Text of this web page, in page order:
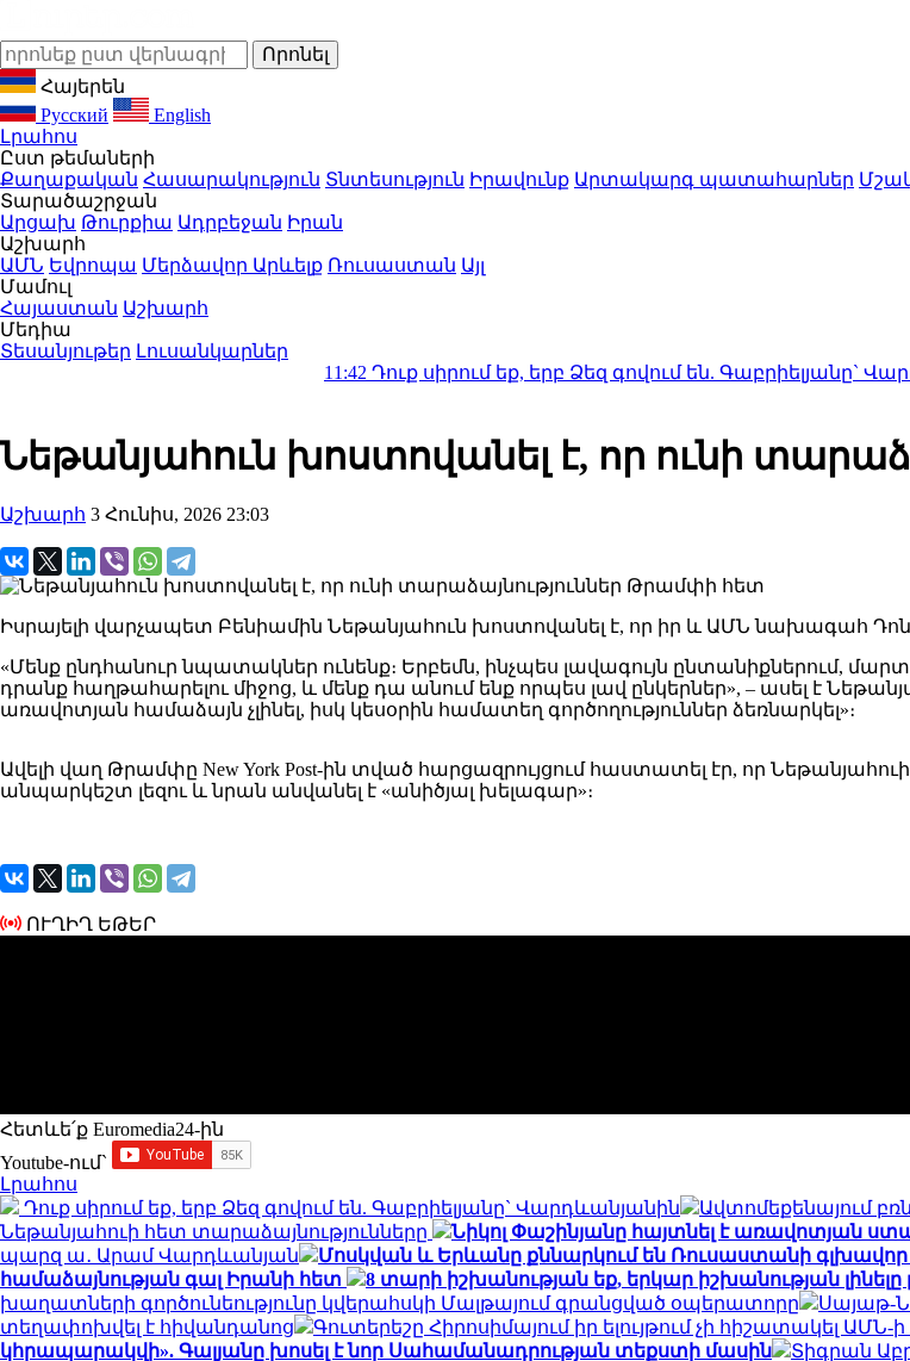
Հայերեն
Русский
English
Լրահոս
Ըստ թեմաների
Քաղաքական Հասարակություն Տնտեսություն Իրավունք Արտակարգ պատահարներ
Տարածաշրջան
Արցախ Թուրքիա Ադրբեջան Իրան
Աշխարհ
ԱՄՆ Եվրոպա Մերձավոր Արևելք Ռուսաստան Այլ
Մամուլ
Հայաստան Աշխարհ
Մեդիա
Տեսանյութեր Լուսանկարներ
Դուք սիրում եք, երբ Ձեզ գովում են. Գաբրիելյանը`
Նեթանյահուն խոստովանել է, որ ունի
Աշխարհ 3 Հունիս, 2026 23:03
Իսրայելի վարչապետ Բենիամին Նեթանյահուն խոստովանել է, որ իր և ԱՄՆ նախագահ
«Մենք ընդհանուր նպատակներ ունենք։ Երբեմն, ինչպես լավագույն ընտանիքներում,
դրանք հաղթահարելու միջոց, և մենք դա անում ենք որպես լավ ընկերներ», – ասել է
առավոտյան համաձայն չլինել, իսկ կեսօրին համատեղ գործողություններ ձեռնարկել»։
Ավելի վաղ Թրամփը New York Post-ին տված հարցազրույցում հաստատել էր, որ
անպարկեշտ լեզու և նրան անվանել է «անիծյալ խելագար»։
ՈՒՂԻՂ ԵԹԵՐ
Հետևե՛ք Euromedia24-ին
Youtube-ում`
Լրահոս
Դուք սիրում եք, երբ Ձեզ գովում են. Գաբրիելյանը` Վարդևանյանին
Ավտոմեքենայում
Նեթանյահուի հետ տարաձայնությունները
Նիկոլ Փաշինյանը հայտնել է առավոտյան
պարզ ա․ Արամ Վարդևանյան
Մոսկվան և Երևանը քննարկում են Ռուսաստանի
համաձայնության գալ Իրանի հետ
8 տարի իշխանության եք, երկար իշխանության
խաղատների գործունեությունը կվերահսկի Մալթայում գրանցված օպերատորը
Սայաթ-
տեղափոխվել է հիվանդանոց
Գուտերեշը Հիրոսիմայում իր ելույթում չի հիշատակել
կհրապարակվի». Գալյանը խոսել է նոր Սահամանադրության տեքստի մասին
Տիգրան